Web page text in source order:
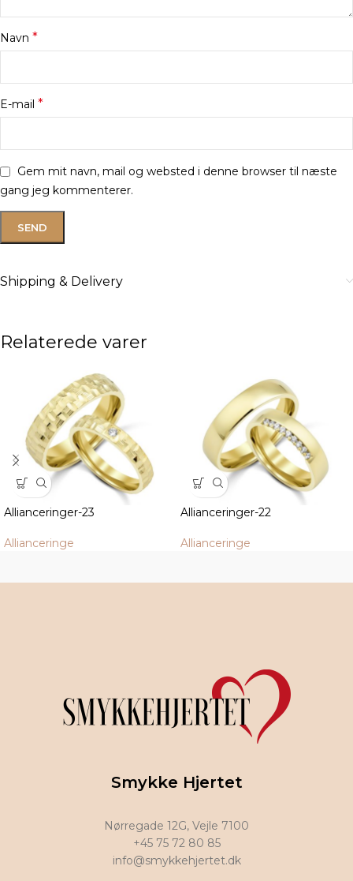
Navn *
E-mail *
Gem mit navn, mail og websted i denne browser til næste
gang jeg kommenterer.
Shipping & Delivery
Relaterede varer
Allianceringer-23
Allianceringe
Allianceringer-22
Allianceringe
Smykke Hjertet
Nørregade 12G, Vejle 7100
+45 75 72 80 85
info@smykkehjertet.dk